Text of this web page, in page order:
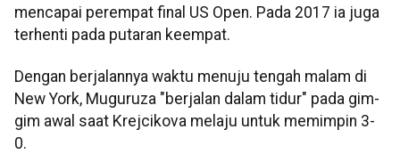
mencapai perempat final US Open. Pada 2017 ia juga
terhenti pada putaran keempat.
Dengan berjalannya waktu menuju tengah malam di
New York, Muguruza "berjalan dalam tidur" pada gim-
gim awal saat Krejcikova melaju untuk memimpin 3-
0.